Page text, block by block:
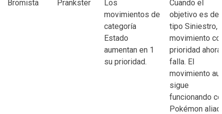
Bromista Prankster
Los
movimientos de
categoría
Estado
aumentan en 1
su prioridad.
Cuando el
objetivo es del
tipo Siniestro,
movimiento
prioridad ahora
falla. El
movimiento
sigue
funcionando
Pokémon